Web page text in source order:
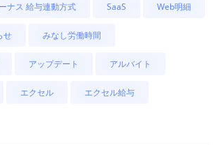
ナス 給与連動方式 SaaS Web明細
せ みなし労働時間
アップデート アルバイト
エクセル エクセル給与